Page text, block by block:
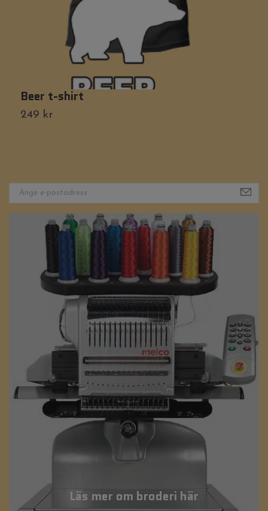
Läs mer om broderi här
Beer t-shirt
249 kr